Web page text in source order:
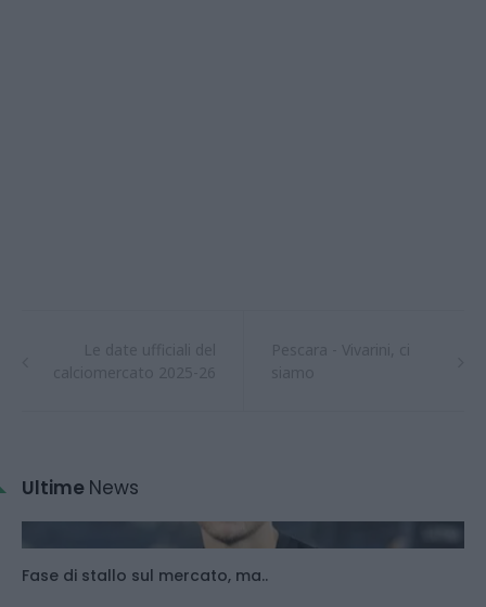
Ultime News
Fase di stallo sul mercato, ma..